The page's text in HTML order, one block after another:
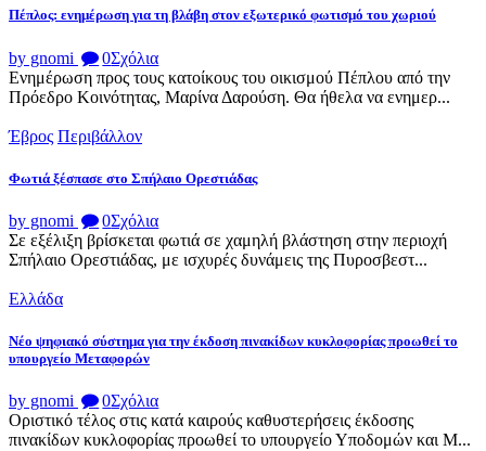
Πέπλος: ενημέρωση για τη βλάβη στον εξωτερικό φωτισμό του χωριού
by gnomi 0Σχόλια
Ενημέρωση προς τους κατοίκους του οικισμού Πέπλου από την
Πρόεδρο Κοινότητας, Μαρίνα Δαρούση. Θα ήθελα να ενημερ...
Έβρος Περιβάλλον
Φωτιά ξέσπασε στο Σπήλαιο Ορεστιάδας
by gnomi 0Σχόλια
Σε εξέλιξη βρίσκεται φωτιά σε χαμηλή βλάστηση στην περιοχή
Σπήλαιο Ορεστιάδας, με ισχυρές δυνάμεις της Πυροσβεστ...
Ελλάδα
Νέο ψηφιακό σύστημα για την έκδοση πινακίδων κυκλοφορίας προωθεί το
υπουργείο Μεταφορών
by gnomi 0Σχόλια
Οριστικό τέλος στις κατά καιρούς καθυστερήσεις έκδοσης
πινακίδων κυκλοφορίας προωθεί το υπουργείο Υποδομών και Μ...